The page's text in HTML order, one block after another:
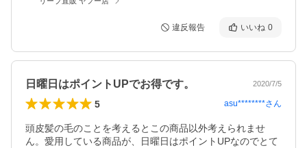
違反報告 いいね 0
日曜日はポイントUPでお得です。 2020/7/5
5 asu********さん
頭皮髪の毛のことを考えるとこの商品以外考えられませ
ん。愛用している商品が、日曜日はポイントUPなのでとて